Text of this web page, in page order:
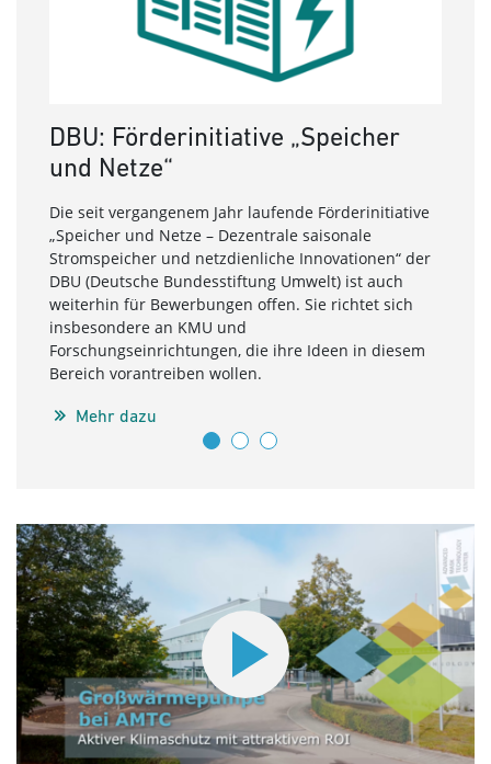
DBU: Förderinitiative „Speicher
und Netze“
Die seit vergangenem Jahr laufende Förderinitiative
„Speicher und Netze – Dezentrale saisonale
Stromspeicher und netzdienliche Innovationen“ der
DBU (Deutsche Bundesstiftung Umwelt) ist auch
weiterhin für Bewerbungen offen. Sie richtet sich
insbesondere an KMU und
Forschungseinrichtungen, die ihre Ideen in diesem
Bereich vorantreiben wollen.
Mehr dazu